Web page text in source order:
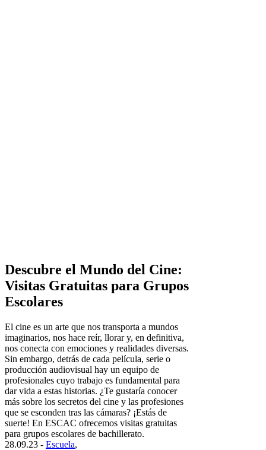
Descubre el Mundo del Cine:
Visitas Gratuitas para Grupos
Escolares
El cine es un arte que nos transporta a mundos
imaginarios, nos hace reír, llorar y, en definitiva,
nos conecta con emociones y realidades diversas.
Sin embargo, detrás de cada película, serie o
producción audiovisual hay un equipo de
profesionales cuyo trabajo es fundamental para
dar vida a estas historias. ¿Te gustaría conocer
más sobre los secretos del cine y las profesiones
que se esconden tras las cámaras? ¡Estás de
suerte! En ESCAC ofrecemos visitas gratuitas
para grupos escolares de bachillerato.
28.09.23 - Escuela,